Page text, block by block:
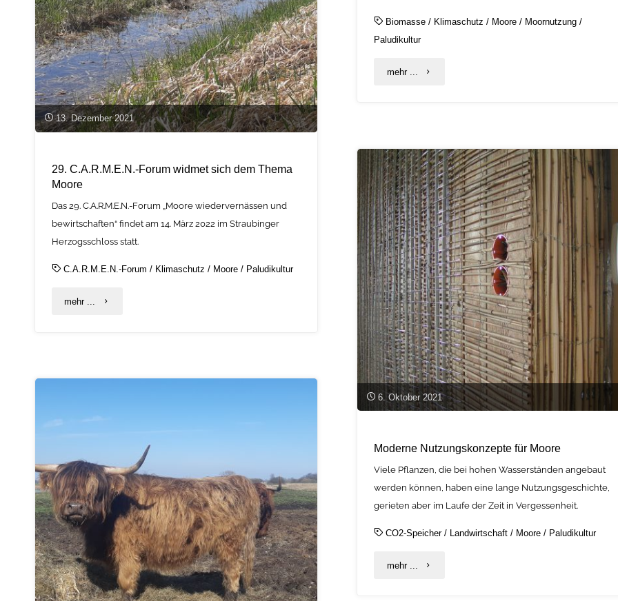
Biomasse / Klimaschutz / Moore / Moornutzung /
Paludikultur
mehr ... "Biomasse
stellt
kleine
Kessel
bei
der
Verbrennung
vor
technische
Herausforderungen"
13. Dezember 2021
29. C.A.R.M.E.N.-Forum widmet sich dem Thema
Moore
Das 29. C.A.R.M.E.N.-Forum „Moore wiedervernässen und
bewirtschaften“ findet am 14. März 2022 im Straubinger
Herzogsschloss statt.
C.A.R.M.E.N.-Forum / Klimaschutz / Moore / Paludikultur
mehr ... "29.
widmet
Thema
Moore"
6. Oktober 2021
Moderne Nutzungskonzepte für Moore
Viele Pflanzen, die bei hohen Wasserständen angebaut
werden können, haben eine lange Nutzungsgeschichte,
gerieten aber im Laufe der Zeit in Vergessenheit.
CO2-Speicher/ Landwirtschaft / Moore / Paludikultur
mehr ... "Moderne